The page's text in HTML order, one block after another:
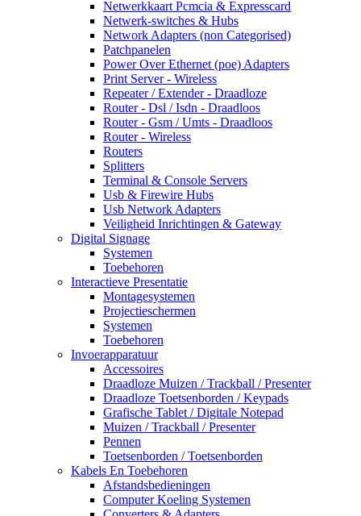
Netwerkkaart Pcmcia & Expresscard
Netwerk-switches & Hubs
Network Adapters (non Categorised)
Patchpanelen
Power Over Ethernet (poe) Adapters
Print Server - Wireless
Repeater / Extender - Draadloze
Router - Dsl / Isdn - Draadloos
Router - Gsm / Umts - Draadloos
Router - Wireless
Routers
Splitters
Terminal & Console Servers
Usb & Firewire Hubs
Usb Network Adapters
Veiligheid Inrichtingen & Gateway
Digital Signage
Systemen
Toebehoren
Interactieve Presentatie
Montagesystemen
Projectieschermen
Systemen
Toebehoren
Invoerapparatuur
Accessoires
Draadloze Muizen / Trackball / Presenter
Draadloze Toetsenborden / Keypads
Grafische Tablet / Digitale Notepad
Muizen / Trackball / Presenter
Pennen
Toetsenborden / Toetsenborden
Kabels En Toebehoren
Afstandsbedieningen
Computer Koeling Systemen